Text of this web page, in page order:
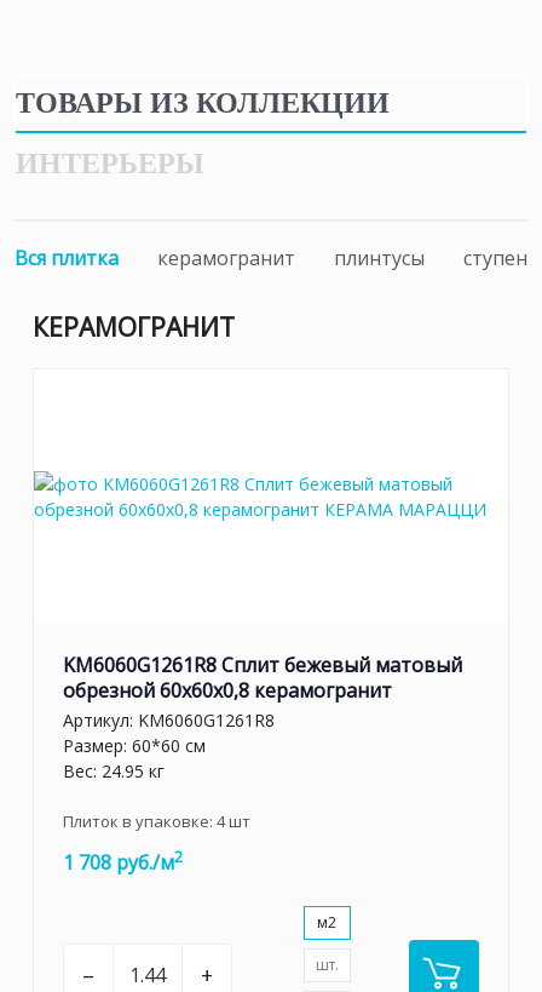
ТОВАРЫ ИЗ КОЛЛЕКЦИИ
ИНТЕРЬЕРЫ
Вся плитка керамогранит плинтусы ступени
КЕРАМОГРАНИТ
KM6060G1261R8 Сплит бежевый матовый
обрезной 60x60x0,8 керамогранит
Артикул: KM6060G1261R8
Размер: 60*60 см
Вес: 24.95 кг
Плиток в упаковке: 4шт
1 708 руб./м2
– +
м2
шт.